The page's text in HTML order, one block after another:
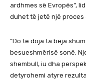
ardhmes së Evropës”,
duhet të jetë një proces
“Do të doja ta bëja
besueshmërisë sonë.
shembull, iu dha
detyrohemi atyre